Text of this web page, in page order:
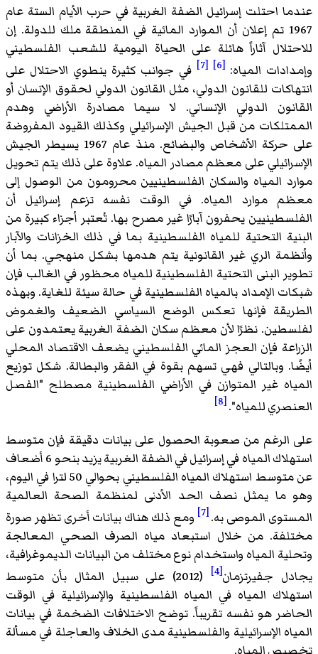
عندما احتلت إسرائيل الضفة الغربية في حرب الأيام الستة عام
1967 تم إعلان أن الموارد المائية في المنطقة ملك للدولة. إن
للاحتلال آثاراً هائلة على الحياة اليومية للشعب الفلسطيني
وإمدادات المياه: [6]
[7]
في جوانب كثيرة ينطوي الاحتلال على
انتهاكات للقانون الدولي، مثل القانون الدولي لحقوق الإنسان أو
القانون الدولي الإنساني. لا سيما مصادرة الأراضي وهدم
الممتلكات من قبل الجيش الإسرائيلي وكذلك القيود المفروضة
على حركة الأشخاص والبضائع. منذ عام 1967 يسيطر الجيش
الإسرائيلي على معظم مصادر المياه. علاوة على ذلك يتم تحويل
موارد المياه والسكان الفلسطينيين محرومون من الوصول إلى
معظم موارد المياه. في الوقت نفسه تزعم إسرائيل أن
الفلسطينيين يحفرون آبارًا غير مصرح بها. تُعتبر أجزاء كبيرة من
البنية التحتية للمياه الفلسطينية بما في ذلك الخزانات والآبار
وأنظمة الري غير القانونية يتم هدمها بشكل منهجي. بما أن
تطوير البنى التحتية الفلسطينية للمياه محظور في الغالب فإن
شبكات الإمداد بالمياه الفلسطينية في حالة سيئة للغاية. وبهذه
الطريقة فإنها تعكس الوضع السياسي الضعيف والغموض
لفلسطين. نظرًا لأن معظم سكان الضفة الغربية يعتمدون على
الزراعة فإن العجز المائي الفلسطيني يضعف الاقتصاد المحلي
أيضًا. وبالتالي فهي تسهم بقوة في الفقر والبطالة. شكل توزيع
المياه غير المتوازن في الأراضي الفلسطينية مصطلح "الفصل
العنصري للمياه".[8]
على الرغم من صعوبة الحصول على بيانات دقيقة فإن متوسط
استهلاك المياه في إسرائيل في الضفة الغربية يزيد بنحو 6 أضعاف
عن متوسط استهلاك المياه الفلسطيني بحوالي 50 لترا في اليوم،
وهو ما يمثل نصف الحد الأدنى لمنظمة الصحة العالمية
المستوى الموصى به.[7]
ومع ذلك هناك بيانات أخرى تظهر صورة
مختلفة. من خلال استبعاد مياه الصرف الصحي المعالجة
وتحلية المياه واستخدام نوع مختلف من البيانات الديموغرافية،
يجادل جفيرتزمان[4]
(2012) على سبيل المثال بأن متوسط
استهلاك المياه في المياه الفلسطينية والإسرائيلية في الوقت
الحاضر هو نفسه تقريباً. توضح الاختلافات الضخمة في بيانات
المياه الإسرائيلية والفلسطينية مدى الخلاف والعاجلة في مسألة